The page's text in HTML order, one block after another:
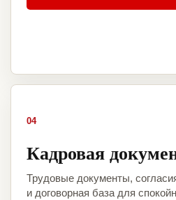
04
Кадровая
Трудовые документы,
и договорная база для